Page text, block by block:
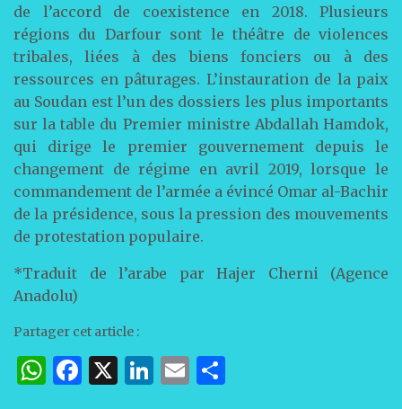
de l’accord de coexistence en 2018. Plusieurs
régions du Darfour sont le théâtre de violences
tribales, liées à des biens fonciers ou à des
ressources en pâturages. L’instauration de la paix
au Soudan est l’un des dossiers les plus importants
sur la table du Premier ministre Abdallah Hamdok,
qui dirige le premier gouvernement depuis le
changement de régime en avril 2019, lorsque le
commandement de l’armée a évincé Omar al-Bachir
de la présidence, sous la pression des mouvements
de protestation populaire.
*Traduit de l’arabe par Hajer Cherni (Agence
Anadolu)
Partager cet article :
W F
X
Li E